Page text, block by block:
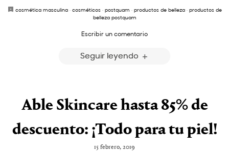
cosmética masculina· cosméticos· postquam · productos de belleza· productos de
belleza postquam
Escribir un comentario
Seguir leyendo
Able Skincare hasta 85% de
descuento: ¡Todo para tu piel!
15 febrero, 2019